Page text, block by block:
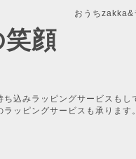
おうち
顔
込みラッピングサービスも
ッピングサービスも承ります。